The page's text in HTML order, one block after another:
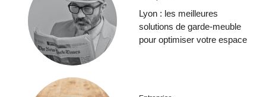
Lyon : les meilleures
solutions de garde-meuble
pour optimiser votre espace